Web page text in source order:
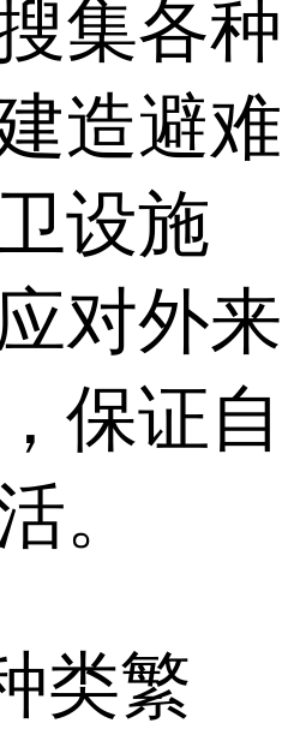
集各种
造避难
设施
对外来
保证自
。
类繁